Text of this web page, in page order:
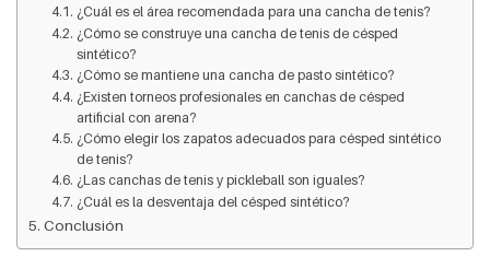
¿Cuál es el área recomendada para una cancha de tenis?
¿Cómo se construye una cancha de tenis de césped
sintético?
¿Cómo se mantiene una cancha de pasto sintético?
¿Existen torneos profesionales en canchas de césped
artificial con arena?
¿Cómo elegir los zapatos adecuados para césped sintético
de tenis?
¿Las canchas de tenis y pickleball son iguales?
¿Cuál es la desventaja del césped sintético?
Conclusión